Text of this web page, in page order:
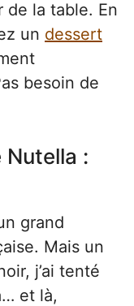
la table. En
un dessert
besoin de
Nutella :
grand
Mais un
j’ai tenté
et là,